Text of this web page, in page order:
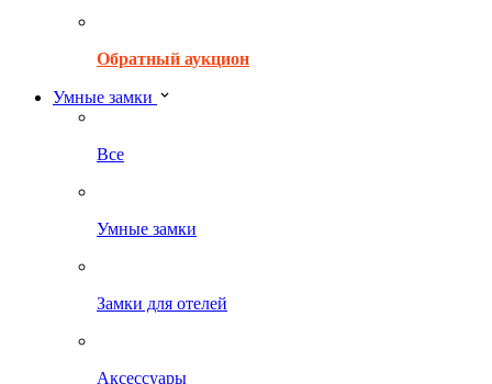
Обратный аукцион
Умные замки
Все
Умные замки
Замки для отелей
Аксессуары